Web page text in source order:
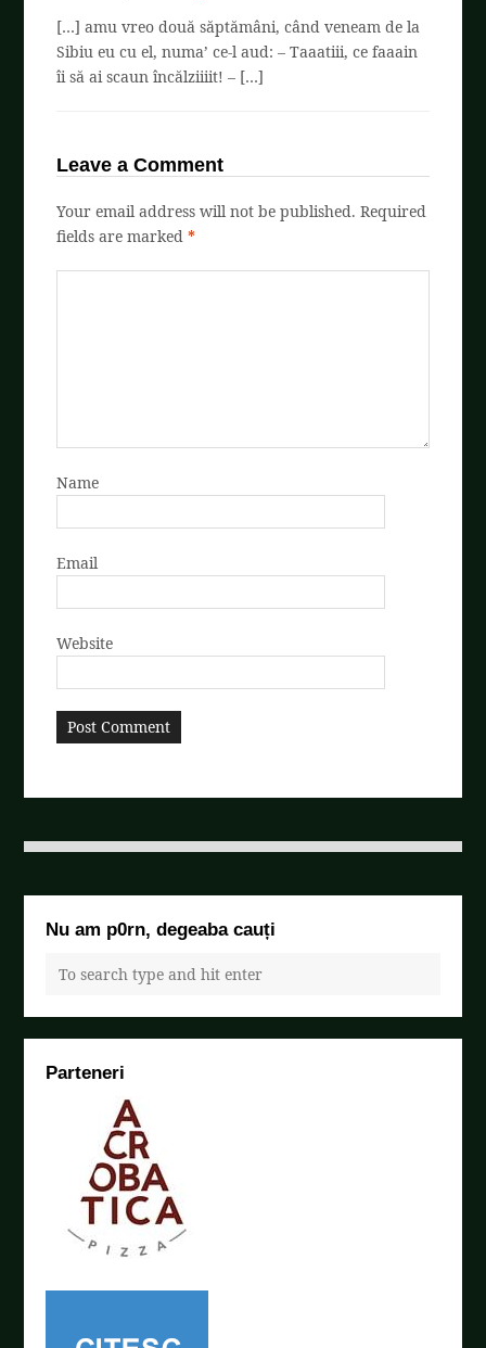
[…] amu vreo două săptămâni, când veneam de la
Sibiu eu cu el, numa’ ce-l aud: – Taaatiii, ce faaain
îi să ai scaun încălziiiit! – […]
Leave a Comment
Your email address will not be published. Required
fields are marked*
Name
Email
Website
Nu am p0rn, degeaba cauți
Parteneri